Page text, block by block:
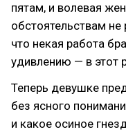
пятам, и волевая
обстоятельствам не
что некая работа
удивлению — в этот
Теперь девушке
без ясного
и какое осиное